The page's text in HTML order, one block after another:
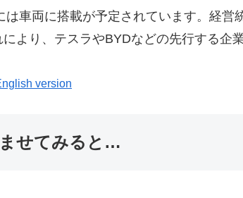
車両に搭載が予定されています。経
より、テスラやBYDなどの先行する企
version
せてみると…